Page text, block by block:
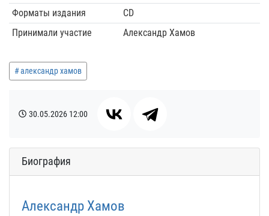
Форматы издания
CD
Принимали участие
Александр Хамов
александр хамов
30.05.2026 12:00
Биография
Александр Хамов